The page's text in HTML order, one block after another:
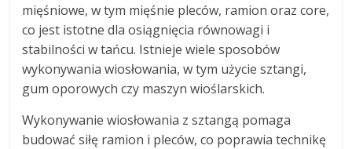
mięśniowe, w tym mięśnie pleców, ramion oraz core,
co jest istotne dla osiągnięcia równowagi i
stabilności w tańcu. Istnieje wiele sposobów
wykonywania wiosłowania, w tym użycie sztangi,
gum oporowych czy maszyn wioślarskich.
Wykonywanie wiosłowania z sztangą pomaga
budować siłę ramion i pleców, co poprawia technikę